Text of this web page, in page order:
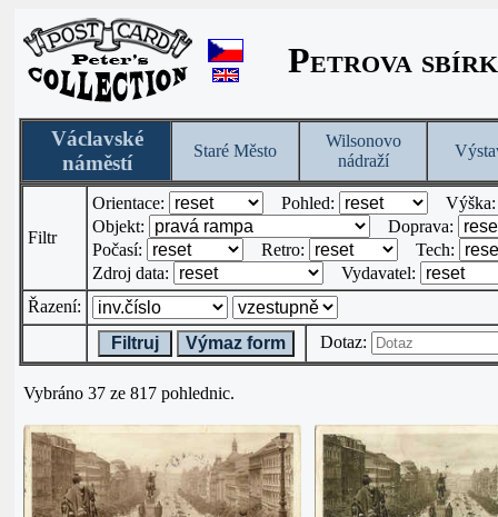
Petrova
Václavské
náměstí
Staré Město
Wilsonovo
nádraží
Filtr
Orientace: Pohled:
Objekt:
Doprava:
Počasí:
Retro:
Tech:
Zdroj data:
Vydavatel:
Řazení:
Filtruj
Výmaz form Dotaz:
Vybráno 37 ze 817 pohlednic.